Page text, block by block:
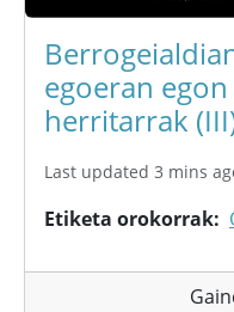
egoeran
herritarrak
Last updated 3 mins
Etiketa orokorrak